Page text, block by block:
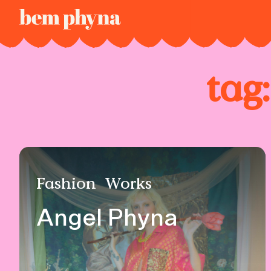
Fashion Works
Angel Phyna